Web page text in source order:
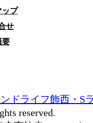
ップ
せ
要
ドライフ飾西・S
reserved.